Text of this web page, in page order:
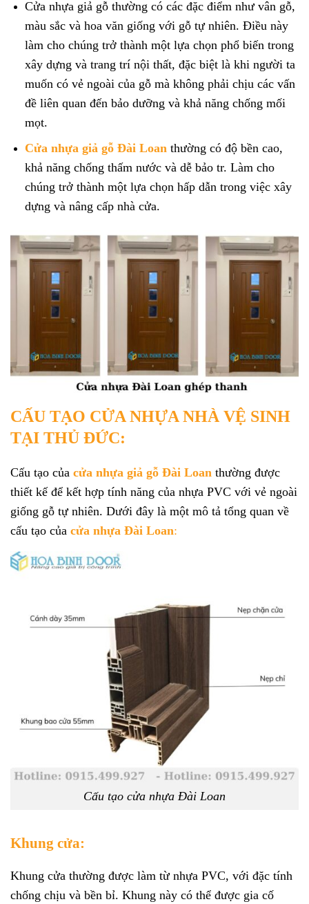
Cửa nhựa giả gỗ thường có các đặc điểm như vân gỗ,
màu sắc và hoa văn giống với gỗ tự nhiên. Điều này
làm cho chúng trở thành một lựa chọn phổ biến trong
xây dựng và trang trí nội thất, đặc biệt là khi người ta
muốn có vẻ ngoài của gỗ mà không phải chịu các vấn
đề liên quan đến bảo dưỡng và khả năng chống mối
mọt.
Cửa nhựa giả gỗ Đài Loan thường có độ bền cao,
khả năng chống thấm nước và dễ bảo tr. Làm cho
chúng trở thành một lựa chọn hấp dẫn trong việc xây
dựng và nâng cấp nhà cửa.
CẤU TẠO CỬA NHỰA NHÀ VỆ SINH
TẠI THỦ ĐỨC:
Cấu tạo của cửa nhựa giả gỗ Đài Loan thường được
thiết kế để kết hợp tính năng của nhựa PVC với vẻ ngoài
giống gỗ tự nhiên. Dưới đây là một mô tả tổng quan về
cấu tạo của cửa nhựa Đài Loan:
Cấu tạo cửa nhựa Đài Loan
Khung cửa:
Khung cửa thường được làm từ nhựa PVC, với đặc tính
chống chịu và bền bỉ. Khung này có thể được gia cố